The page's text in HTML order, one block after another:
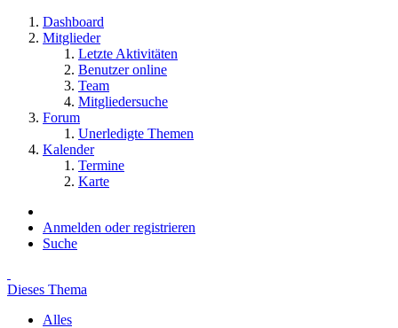
Dashboard
Mitglieder
Letzte Aktivitäten
Benutzer online
Team
Mitgliedersuche
Forum
Unerledigte Themen
Kalender
Termine
Karte
Anmelden oder registrieren
Suche
Dieses Thema
Alles